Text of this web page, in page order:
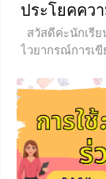
ประโยคคว
สวัสดีค่ะนักเรี
ไวยากรณ์การเ
เบื่อไม้เมามาก
ลุยกันเลย ประโ
ประโยคความร
ว่า เคิมพาวดฺ เ
ความเดียวอย่าง
เช่น for,